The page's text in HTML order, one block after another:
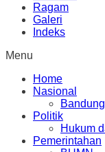
Ragam
Galeri
Indeks
Menu
Home
Nasional
Politik
Hukum
Pemerintahan